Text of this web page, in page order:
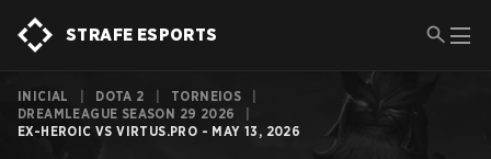
STRAFE ESPORTS
INICIAL DOTA 2 TORNEIOS
DREAMLEAGUE SEASON 29 2026
EX-HEROIC VS VIRTUS.PRO - MAY 13, 2026